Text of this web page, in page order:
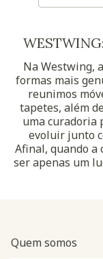
Na Westwing,
formas mais
reunimos
tapetes, além
uma curadoria
evoluir junto
Afinal, quando a
ser apenas um
Quem somos